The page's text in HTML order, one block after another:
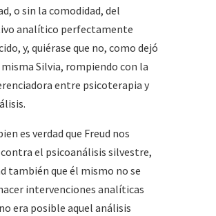
o sin la comodidad, del
analítico perfectamente
y, quiérase que no, como dejó
Silvia, rompiendo con la
entre psicoterapia y
es verdad que Freud nos
el psicoanálisis silvestre,
también que él mismo no se
intervenciones analíticas
era posible aquel análisis